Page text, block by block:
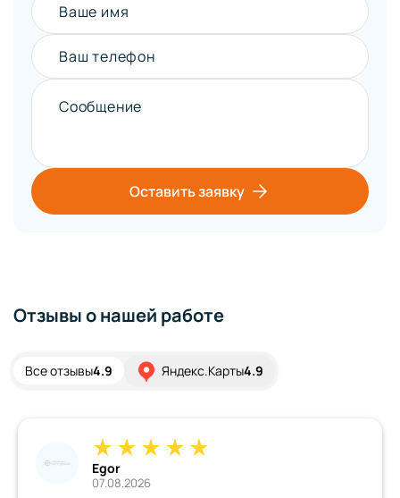
Ваше имя
Ваш телефон
Сообщение
Оставить заявку
Отзывы о нашей работе
Все отзывы4.9 Яндекс.Карты4.9
Egor
07.08.2026